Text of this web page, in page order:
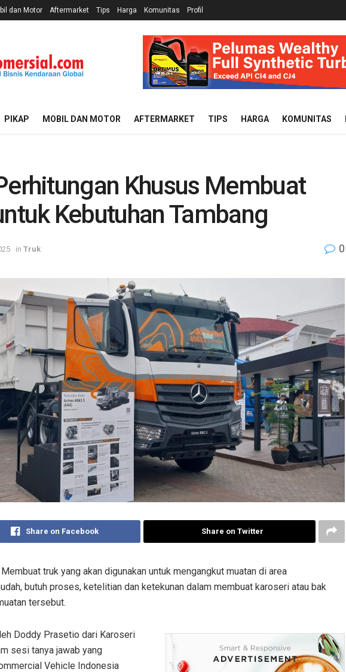
dan Motor Aftermarket Tips Harga Komunitas Profil
PIKAP MOBIL DAN MOTOR AFTERMARKET TIPS HARGA KOMUNITAS
Khusus Membuat
Kebutuhan Tambang
in Truk 0
Share on Facebook Share on Twitter
truk yang akan digunakan untuk mengangkut muatan di area
butuh proses, ketelitian dan ketekunan dalam membuat karoseri atau bak
tersebut.
Doddy Prasetio dari Karoseri
sesi tanya jawab yang
Vehicle Indonesia